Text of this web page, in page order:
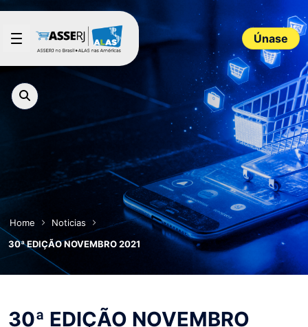
Saltar al contenido principal
Únase
Home
Noticias
30ª EDIÇÃO NOVEMBRO 2021
30ª EDIÇÃO NOVEMBRO